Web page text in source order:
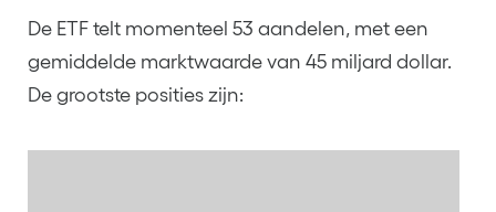
De ETF telt momenteel 53 aandelen, met een
gemiddelde marktwaarde van 45 miljard dollar.
De grootste posities zijn: